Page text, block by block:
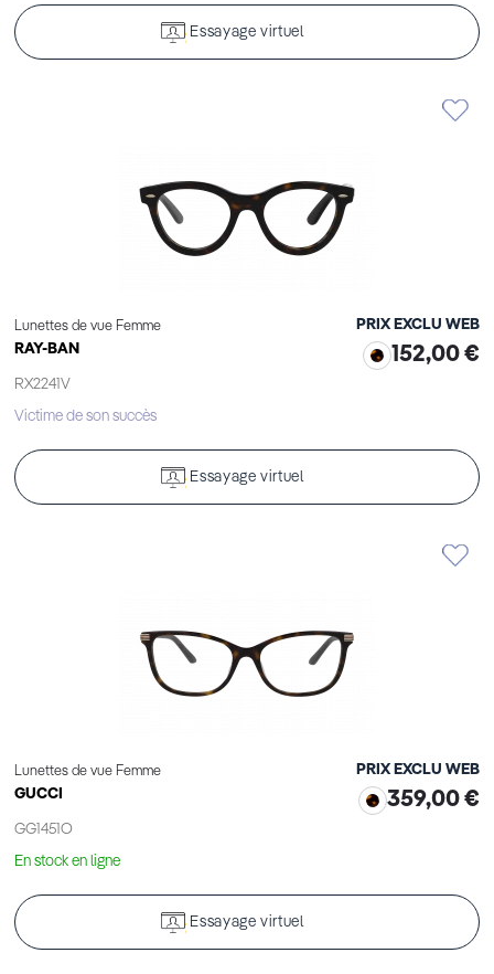
Essayage virtuel
Lunettes de vue Femme
RAY-BAN
RX2241V
PRIX EXCLU WEB
152,00 €
Victime de son succès
Essayage virtuel
Lunettes de vue Femme
GUCCI
GG1451O
PRIX EXCLU WEB
359,00 €
En stock en ligne
Essayage virtuel